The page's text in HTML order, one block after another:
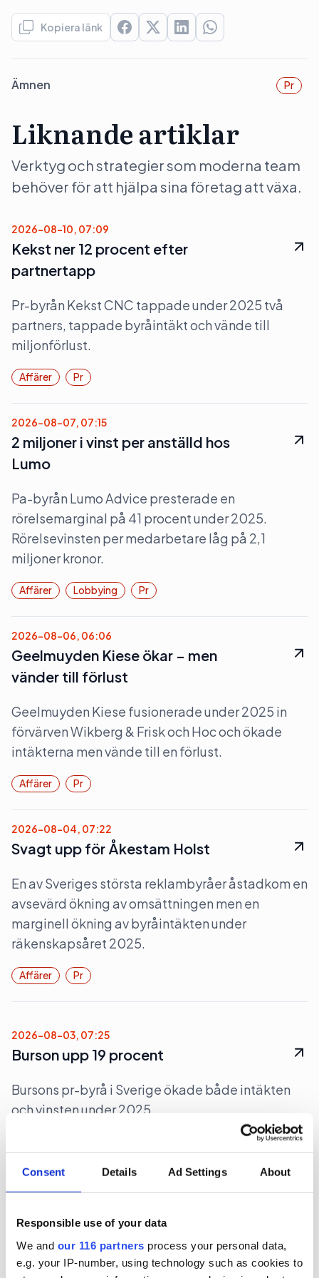
Consent Details Ad Settings About
Responsible use of your data
We and our 116 partners process your personal data,
e.g. your IP-number, using technology such as cookies to
Kopiera länk
Ämnen Pr
Liknande artiklar
Verktyg och strategier som moderna team
behöver för att hjälpa sina företag att växa.
2026-08-10, 07:09
Kekst ner 12 procent efter
partnertapp
Pr-byrån Kekst CNC tappade under 2025 två
partners, tappade byråintäkt och vände till
miljonförlust.
Affärer Pr
2026-08-07, 07:15
2 miljoner i vinst per anställd hos
Lumo
Pa-byrån Lumo Advice presterade en
rörelsemarginal på 41 procent under 2025.
Rörelsevinsten per medarbetare låg på 2,1
miljoner kronor.
Affärer Lobbying Pr
2026-08-06, 06:06
Geelmuyden Kiese ökar – men
vänder till förlust
Geelmuyden Kiese fusionerade under 2025 in
förvärven Wikberg & Frisk och Hoc och ökade
intäkterna men vände till en förlust.
Affärer Pr
2026-08-04, 07:22
Svagt upp för Åkestam Holst
En av Sveriges största reklambyråer åstadkom en
avsevärd ökning av omsättningen men en
marginell ökning av byråintäkten under
räkenskapsåret 2025.
Affärer Pr
2026-08-03, 07:25
Burson upp 19 procent
Bursons pr-byrå i Sverige ökade både intäkten
och vinsten under 2025.
Pa-koncernen Rud Pedersen ökade under 2025
både intäkten och lönsamheten och passerade